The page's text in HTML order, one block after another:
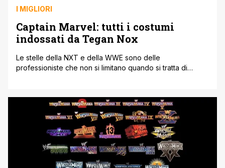
I MIGLIORI
Captain Marvel: tutti i costumi
indossati da Tegan Nox
Le stelle della NXT e della WWE sono delle
professioniste che non si limitano quando si tratta di
Per Tegan Nox l'eroina di riferimento sembra essere
Carol Danvers, alias Captain Marvel, e nel corso [']